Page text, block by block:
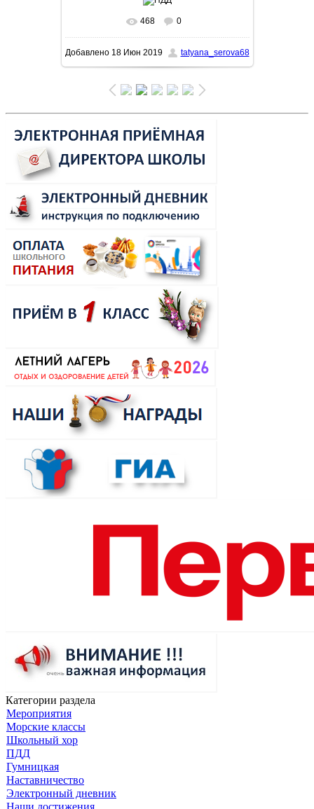
В реальном размере
319.3Kb
468 0
Добавлено18 Июн 2019 tatyana_serova68
Категории раздела
Мероприятия
Морские классы
Школьный хор
ПДД
Гумницкая
Наставничество
Электронный дневник
Наши достижения